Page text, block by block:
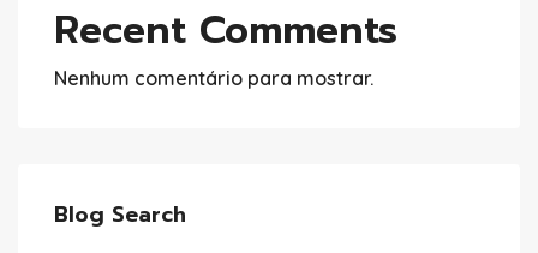
Recent Comments
Nenhum comentário para mostrar.
Blog Search